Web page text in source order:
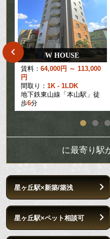
W HOUSE
賃料： 64,000円 ～ 113,000
円
間取り： 1K - 1LDK
地下鉄東山線「本山駅」徒
歩6分
に最寄り駅
星ヶ丘駅×新築/築浅
星ヶ丘駅×ペット相談可